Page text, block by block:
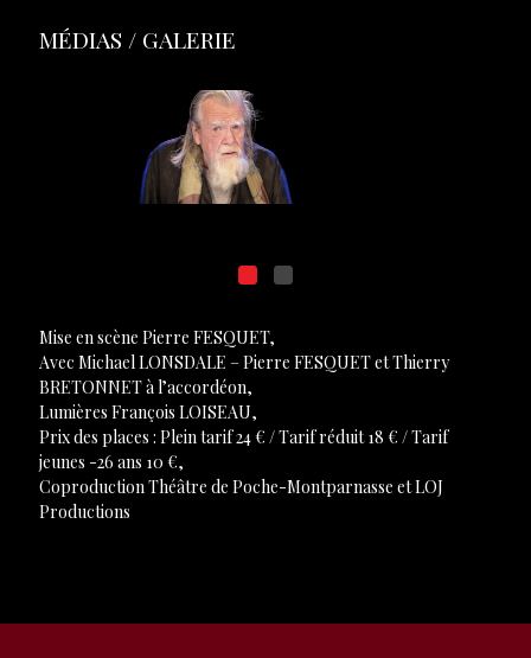
MÉDIAS / GALERIE
Mise en scène Pierre FESQUET,
Avec Michael LONSDALE – Pierre FESQUET et Thierry
BRETONNET à l’accordéon,
Lumières François LOISEAU,
Prix des places : Plein tarif 24 € / Tarif réduit 18 € / Tarif
jeunes -26 ans 10 €,
Coproduction Théâtre de Poche-Montparnasse et LOJ
Productions